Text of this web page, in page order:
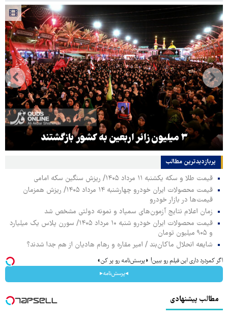
۳ میلیون زائر اربعین به کشور بازگشتند
پربازدیدترین‌ مطالب
قیمت طلا و سکه یکشنبه ۱۱ مرداد ۱۴۰۵/ ریزش سنگین سکه امامی
قیمت محصولات ایران خودرو چهارشنبه ۱۴ مرداد ۱۴۰۵/ ریزش همزمان
قیمت‌ها در بازار خودرو
زمان اعلام نتایج آزمون‌های سمپاد و نمونه دولتی مشخص شد
قیمت محصولات ایران خودرو شنبه ۱۰ مرداد ۱۴۰۵/ سورن پلاس یک میلیارد
و ۹۰۵ میلیون تومان
شایعه انحلال ماکان‌بند / امیر مقاره و رهام هادیان از هم جدا شدند؟
اگر کمردرد داری این فیلم رو ببین! ◗پرسش‌نامه رو پر کن◖
◂پرسش‌نامه▸
مطالب پیشنهادی